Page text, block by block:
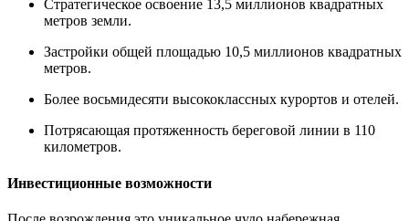
Стратегическое освоение 13,5 миллионов квадратных
метров земли.
Застройки общей площадью 10,5 миллионов квадратных
метров.
Более восьмидесяти высококлассных курортов и отелей.
Потрясающая протяженность береговой линии в 110
километров.
Инвестиционные возможности